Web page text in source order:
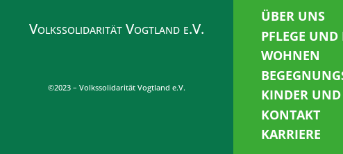
Volkssolidarität Vogtland e.V.
©2023 – Volkssolidarität Vogtland e.V.
ÜBER UNS
PFLEGE
WOHNEN
KINDER
KONTAKT
KARRIERE